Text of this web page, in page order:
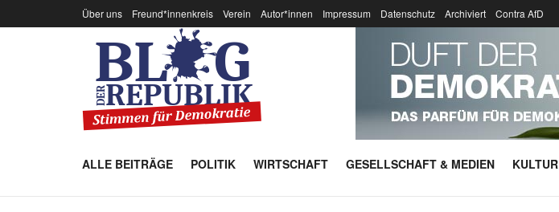
Über uns Freund*innenkreis Verein Autor*innen Impressum Datenschutz Archiviert Contra AfD
ALLE BEITRÄGE POLITIK WIRTSCHAFT GESELLSCHAFT & MEDIEN KULTUR